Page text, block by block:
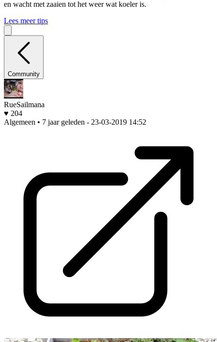
en wacht met zaaien tot het weer wat koeler is.
Lees meer tips
Community
RueSailmana
♥ 204
Algemeen • 7 jaar geleden - 23-03-2019 14:52